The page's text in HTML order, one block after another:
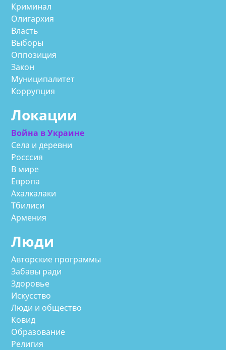
Криминал
Олигархия
Власть
Выборы
Оппозиция
Закон
Муниципалитет
Коррупция
Локации
Война в Украине
Села и деревни
Росссия
В мире
Европа
Ахалкалаки
Тбилиси
Армения
Люди
Авторские программы
Забавы ради
Здоровье
Искусство
Люди и общество
Ковид
Образование
Религия